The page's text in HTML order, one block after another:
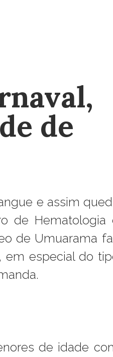
de
e assim
de Hematologia
de Umuarama
em especial do
de idade